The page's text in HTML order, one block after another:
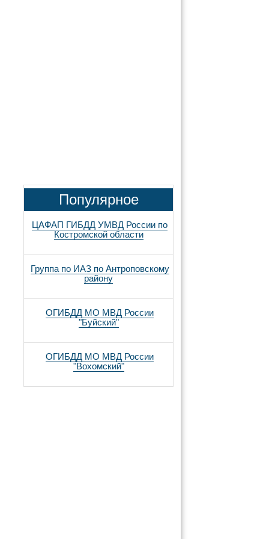
Популярное
ЦАФАП ГИБДД УМВД России по
Костромской области
Группа по ИАЗ по Антроповскому
району
ОГИБДД МО МВД России
"Буйский"
ОГИБДД МО МВД России
"Вохомский"